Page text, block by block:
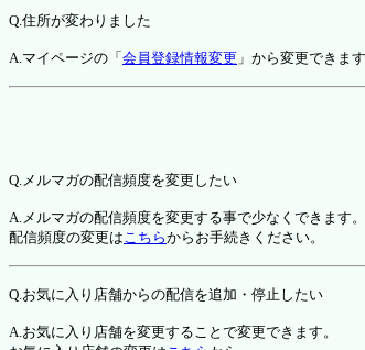
Q.住所が変わりました
A.マイページの「 会員登録情報変更 」から変更できます
Q.メルマガの配信頻度を変更したい
A.メルマガの配信頻度を変更する事で少なくできます。
配信頻度の変更はこちらからお手続きください。
Q.お気に入り店舗からの配信を追加・停止したい
A.お気に入り店舗を変更することで変更できます。